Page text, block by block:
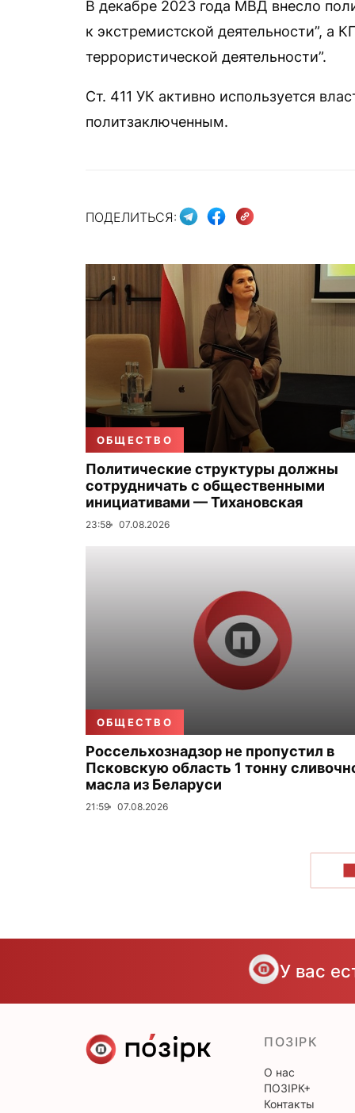
В декабре 2023 года МВД внесло
к экстремистской деятельности”, а
террористической деятельности”.
Ст. 411 УК активно используется
политзаключенным.
ПОДЕЛИТЬСЯ:
ОБЩЕСТВО
Политические структуры должны
сотрудничать с общественными
инициативами — Тихановская
23:58 07.08.2026
ОБЩЕСТВО
Россельхознадзор не пропустил в
Псковскую область 1 тонну
масла из Беларуси
21:59 07.08.2026
У вас
ПОЗІРК
О нас
ПОЗІРК+
Контакты